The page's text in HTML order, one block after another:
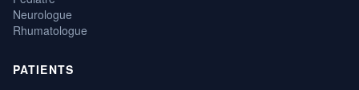
Neurologue
Rhumatologue
PATIENTS